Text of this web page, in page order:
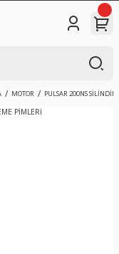
MOTOR PULSAR 200NS